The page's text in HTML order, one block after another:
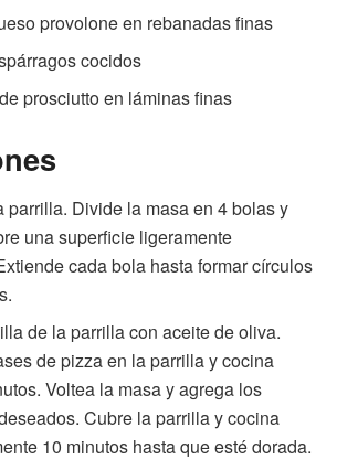
provolone en rebanadas finas
cocidos
prosciutto en láminas finas
parrilla. Divide la masa en 4 bolas y
una superficie ligeramente
cada bola hasta formar círculos
de la parrilla con aceite de oliva.
de pizza en la parrilla y cocina
Voltea la masa y agrega los
Cubre la parrilla y cocina
10 minutos hasta que esté dorada.